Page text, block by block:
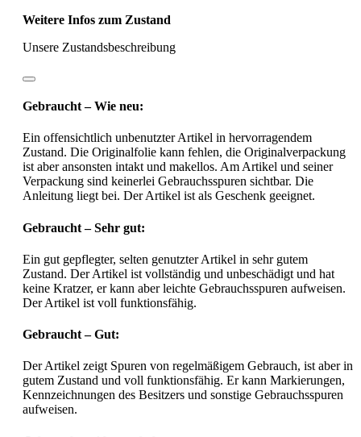
Weitere Infos zum Zustand
Unsere Zustandsbeschreibung
Gebraucht – Wie neu:
Ein offensichtlich unbenutzter Artikel in hervorragendem
Zustand. Die Originalfolie kann fehlen, die Originalverpackung
ist aber ansonsten intakt und makellos. Am Artikel und seiner
Verpackung sind keinerlei Gebrauchsspuren sichtbar. Die
Anleitung liegt bei. Der Artikel ist als Geschenk geeignet.
Gebraucht – Sehr gut:
Ein gut gepflegter, selten genutzter Artikel in sehr gutem
Zustand. Der Artikel ist vollständig und unbeschädigt und hat
keine Kratzer, er kann aber leichte Gebrauchsspuren aufweisen.
Der Artikel ist voll funktionsfähig.
Gebraucht – Gut:
Der Artikel zeigt Spuren von regelmäßigem Gebrauch, ist aber in
gutem Zustand und voll funktionsfähig. Er kann Markierungen,
Kennzeichnungen des Besitzers und sonstige Gebrauchsspuren
aufweisen.